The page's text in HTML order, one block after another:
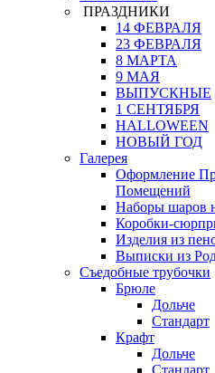
ПРАЗДНИКИ
14 ФЕВРАЛЯ
23 ФЕВРАЛЯ
8 МАРТА
9 МАЯ
ВЫПУСКНЫЕ
1 СЕНТЯБРЯ
HALLOWEEN
НОВЫЙ ГОД
Галерея
Оформление
Помещений
Наборы шаров
Коробки-
Изделия из
Выписки из
Съедобные трубочки
Брюле
Дольче
Стандарт
Крафт
Дольче
Стандарт